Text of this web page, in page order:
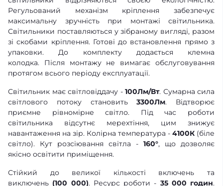
Регульований механізм кріплення забезпечує
максимальну зручність при монтажі світильника.
Світильники поставляються у зібраному вигляді, разом
зі скобами кріплення. Готові до встановлення прямо з
упаковки. До комплекту додається клемна
колодка. Після монтажу не вимагає обслуговування
протягом всього періоду експлуатації.
Світильник має світловіддачу - 100Лм/Вт. Сумарна сила
світлового потоку становить3300Лм. Відтворює
приємне рівномірне світло. Під час роботи
світильника відсутнє мерехтіння, цим знижує
навантаження на зір. Колірна температура - 4100К (біле
світло). Кут розсіювання світла - 160°, що дозволяє
якісно освітити приміщення.
Стійкий до великої кількості включень та
виключень (100 000). Ресурс роботи - 35 000 годин.